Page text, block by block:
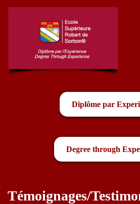
Diplôme par
Degree through
Témoignages/